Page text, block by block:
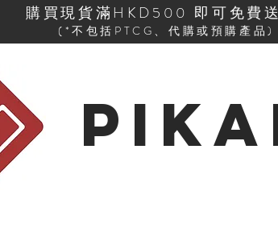
購買現貨滿HKD500 即可免費
(*不包括PTCG、代購或預購產品)